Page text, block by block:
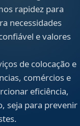
rapidez para
necessidades
e valores
de colocação e
comércios e
eficiência,
seja para prevenir